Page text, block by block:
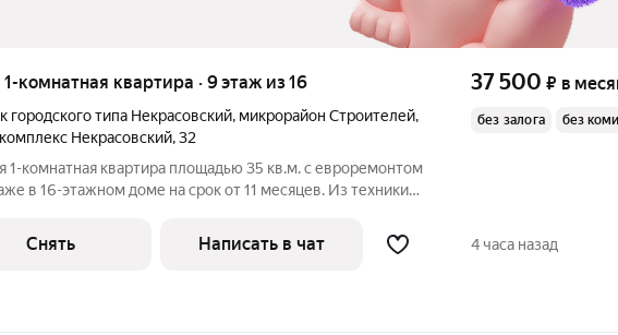
· 1-комнатная квартира · 9 этаж из 16
городского типа Некрасовский, микрорайон Строителей,
Некрасовский,32
1-комнатная квартира площадью 35 кв.м. с евроремонтом
в 16-этажном доме на срок от 11 месяцев. Из техники
Дом - монолитный, окна выходят во двор и на
37 500 ₽ в
без залога без
Снять Написать в чат 4 часа назад